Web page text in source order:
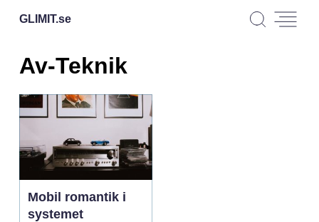
GLIMIT.se
Av-Teknik
Mobil romantik i
systemet